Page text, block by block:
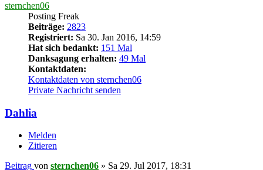
sternchen06
Posting Freak
Beiträge: 2823
Registriert: Sa 30. Jan 2016, 14:59
Hat sich bedankt: 151 Mal
Danksagung erhalten: 49 Mal
Kontaktdaten:
Kontaktdaten von sternchen06
Private Nachricht senden
Dahlia
Melden
Zitieren
Beitrag von sternchen06 » Sa 29. Jul 2017, 18:31